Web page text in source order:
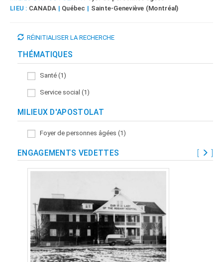
LIEU : CANADA | Québec | Sainte-Geneviève (Montréal)
RÉINITIALISER LA RECHERCHE
THÉMATIQUES
Santé (1)
Service social (1)
MILIEUX D'APOSTOLAT
Foyer de personnes âgées (1)
ENGAGEMENTS VEDETTES